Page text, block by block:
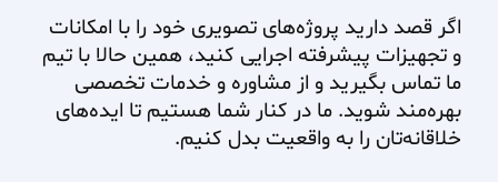
اگر قصد دارید پروژه‌های تصویری خود را با امکانات
و تجهیزات پیشرفته اجرایی کنید، همین حالا با تیم
ما تماس بگیرید و از مشاوره و خدمات تخصصی
بهره‌مند شوید. ما در کنار شما هستیم تا ایده‌های
خلاقانه‌تان را به واقعیت بدل کنیم.